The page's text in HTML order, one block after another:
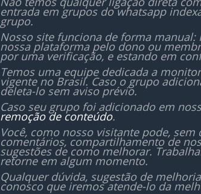
entrada em grupos do whatsapp
grupo.
Nosso site funciona de forma
nossa plataforma pelo dono ou
por uma verificação, e estando em
Temos uma equipe dedicada a
vigente no Brasil. Caso o grupo
deleta-lo sem aviso prévio.
Caso seu grupo foi adicionado em
remoção de conteúdo.
Você, como nosso visitante pode,
comentários, compartilhamento de
sugestões de como melhorar.
retorne em algum momento.
Qualquer dúvida, sugestão de
conosco que iremos atende-lo da